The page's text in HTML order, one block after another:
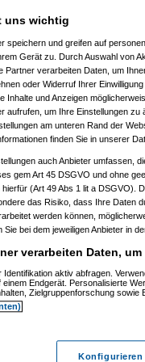
ein Dieselmotor geeigneter?
geeigneter?
geeigneter?
Dieselmotor geeigneter?
ein Dieselmotor geeigneter?(
ein Dieselmotor geeigneter?
oder ein Dieselmotor
oder ein Dieselmotor
oder ein Dieselmotor
Benzin- oder ein Dieselmotor
ein Benzin- oder ein
ein Benzin- oder ein
oder ein Dieselmotor
oder ein Dieselmotor
oder ein Dieselmotor
Benzin- oder ein Dieselmotor
ein Benzin- oder ein
ein Benzin- oder ein
für mich ein Benzin- oder ein
Ist für mich ein Benzin- oder
Ist für mich ein Benzin-
Ist für mich ein Benzin-
Re(17): Ist für mich ein
Re(17): Ist für mich ein
uns wichtig
speichern und greifen auf
Gerät zu. Durch Auswahl von
Partner verarbeiten Daten, um
oder Widerruf Ihrer
Inhalte und Anzeigen
aufrufen, um Ihre Einstellungen
am unteren Rand der
finden Sie in unserer
auch Anbieter umfassen,
gem Art 45 DSGVO und ohne
(Art 49 Abs 1 lit a DSGVO).
das Risiko, dass Ihre Daten
werden können,
Sie bei dem jeweiligen Anbieter in
verarbeiten Daten,
aktiv abfragen.
Endgerät. Personalisierte
Zielgruppenforschung sowie
Konfigurieren